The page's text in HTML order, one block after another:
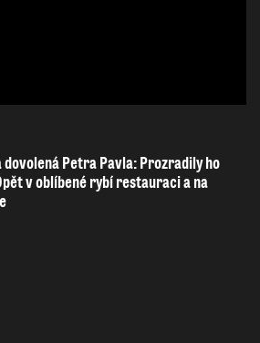
dovolená Petra Pavla: Prozradily ho
v oblíbené rybí restauraci a na